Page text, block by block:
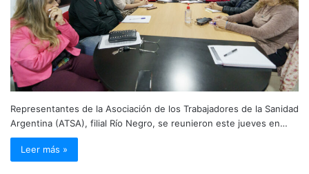
Representantes de la Asociación de los Trabajadores de la Sanidad
Argentina (ATSA), filial Río Negro, se reunieron este jueves en…
Leer más »